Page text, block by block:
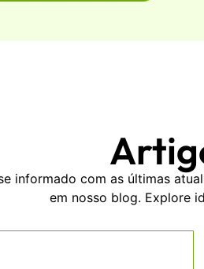
informado com as últimas
em nosso blog. Explore